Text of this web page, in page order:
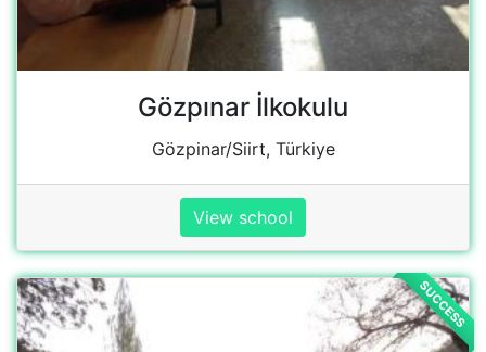
AKCAYOL ilkortaokulu
Akçayol/Beytüşşebap/Şırnak, Türkiye